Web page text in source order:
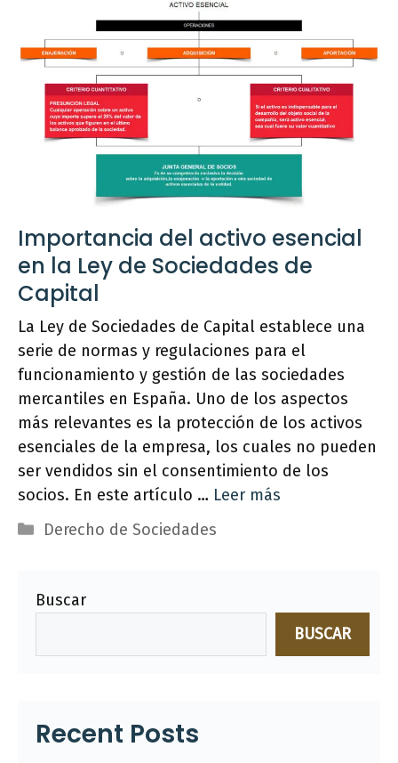
Importancia del activo esencial
en la Ley de Sociedades de
Capital
La Ley de Sociedades de Capital establece una
serie de normas y regulaciones para el
funcionamiento y gestión de las sociedades
mercantiles en España. Uno de los aspectos
más relevantes es la protección de los activos
esenciales de la empresa, los cuales no pueden
ser vendidos sin el consentimiento de los
socios. En este artículo … Leer más
Categorías
Derecho de Sociedades
Buscar
BUSCAR
Recent Posts